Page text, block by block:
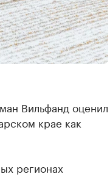
Вильфанд оценил
крае как
регионах